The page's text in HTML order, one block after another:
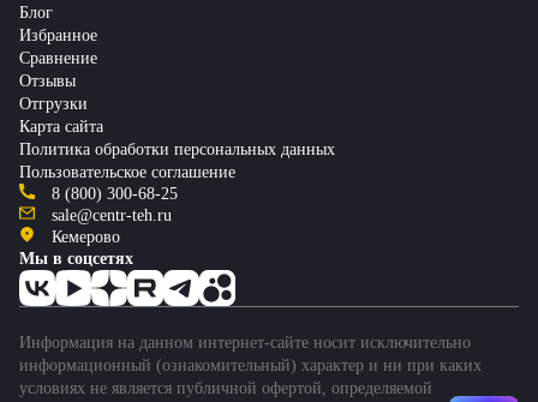
Блог
Избранное
Сравнение
Отзывы
Отгрузки
Карта сайта
Политика обработки персональных данных
Пользовательское соглашение
8 (800) 300-68-25
sale@centr-teh.ru
Кемерово
Мы в соцсетях
Информация на данном интернет-сайте носит исключительно
информационный (ознакомительный) характер и ни при каких
условиях не является публичной офертой, определяемой